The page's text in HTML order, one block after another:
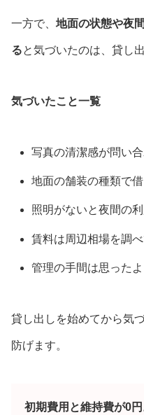
一方で、 地面の状態や夜
ると気づいたのは、貸し
気づいたこと一覧
写真の清潔感が問い
地面の舗装の種類で
照明がないと夜間の
賃料は周辺相場を調
管理の手間は思った
貸し出しを始めてから気
防げます。
初期費用と維持費が0